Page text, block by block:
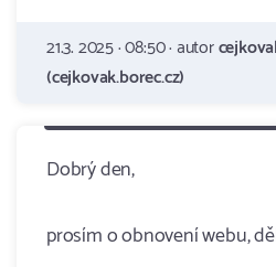
21.3. 2025 · 08:50 · autor
(cejkovak.borec.cz)
Dobrý den,
prosím o obnovení webu,